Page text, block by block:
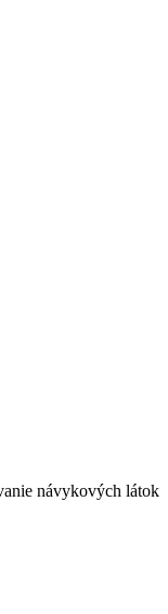
návykových látok